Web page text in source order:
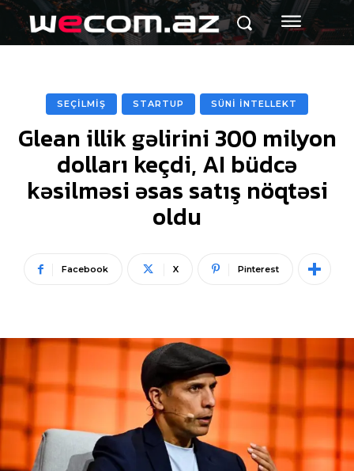
SEÇİLMİŞ STARTUP SÜNİ İNTELLEKT
Glean illik gəlirini 300 milyon
dolları keçdi, AI büdcə
kəsilməsi əsas satış nöqtəsi
oldu
Facebook X Pinterest